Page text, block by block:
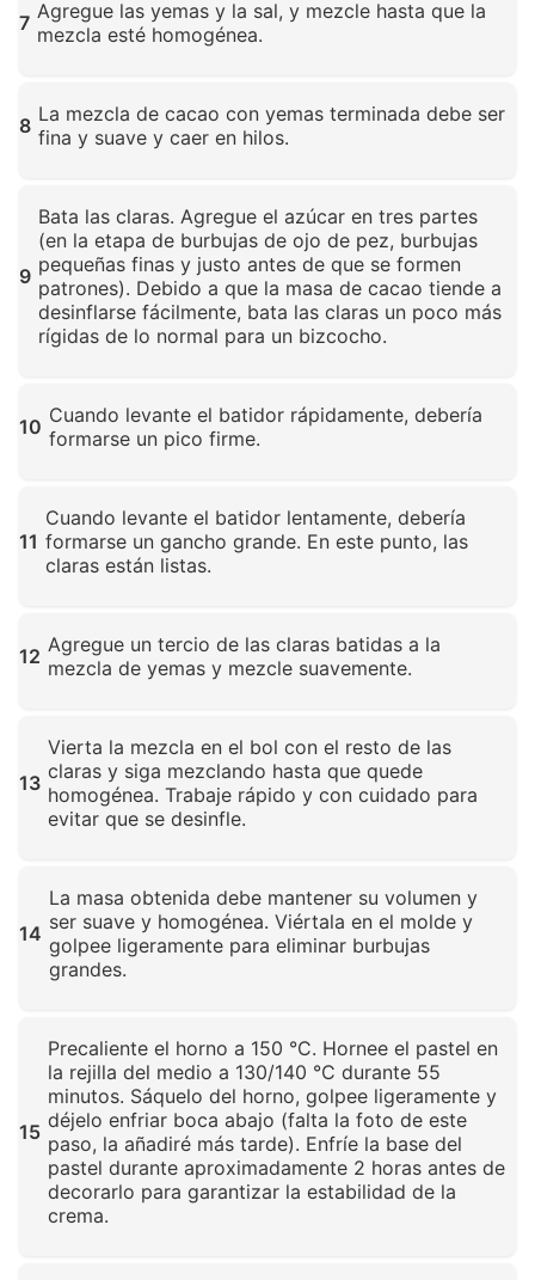
7 Agregue las yemas y la sal, y mezcle hasta que la
mezcla esté homogénea.
8 La mezcla de cacao con yemas terminada debe ser
fina y suave y caer en hilos.
9
Bata las claras. Agregue el azúcar en tres partes
(en la etapa de burbujas de ojo de pez, burbujas
pequeñas finas y justo antes de que se formen
patrones). Debido a que la masa de cacao tiende a
desinflarse fácilmente, bata las claras un poco más
rígidas de lo normal para un bizcocho.
10 Cuando levante el batidor rápidamente, debería
formarse un pico firme.
11
Cuando levante el batidor lentamente, debería
formarse un gancho grande. En este punto, las
claras están listas.
12 Agregue un tercio de las claras batidas a la
mezcla de yemas y mezcle suavemente.
13
Vierta la mezcla en el bol con el resto de las
claras y siga mezclando hasta que quede
homogénea. Trabaje rápido y con cuidado para
evitar que se desinfle.
14
La masa obtenida debe mantener su volumen y
ser suave y homogénea. Viértala en el molde y
golpee ligeramente para eliminar burbujas
grandes.
15
Precaliente el horno a 150 °C. Hornee el pastel en
la rejilla del medio a 130/140 °C durante 55
minutos. Sáquelo del horno, golpee ligeramente y
déjelo enfriar boca abajo (falta la foto de este
paso, la añadiré más tarde). Enfríe la base del
pastel durante aproximadamente 2 horas antes de
decorarlo para garantizar la estabilidad de la
crema.